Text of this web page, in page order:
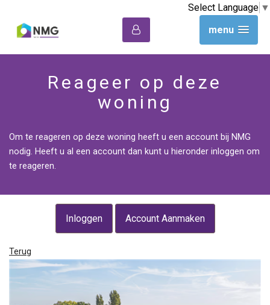
menu
Select Language ▼
Reageer op deze
woning
Om te reageren op deze woning heeft u een account bij NMG
nodig. Heeft u al een account dan kunt u hieronder inloggen om
te reageren.
Inloggen Account Aanmaken
Terug